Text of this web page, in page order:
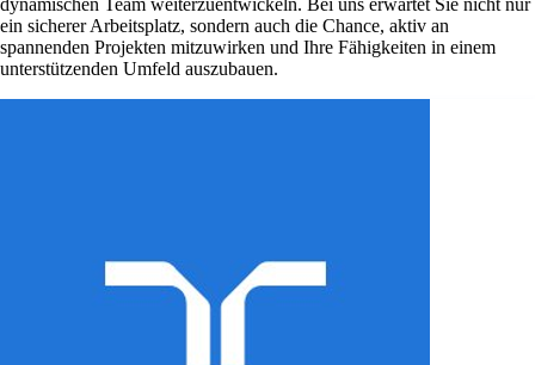
ein sicherer Arbeitsplatz, sondern auch die Chance, aktiv an
spannenden Projekten mitzuwirken und Ihre Fähigkeiten in einem
unterstützenden Umfeld auszubauen.